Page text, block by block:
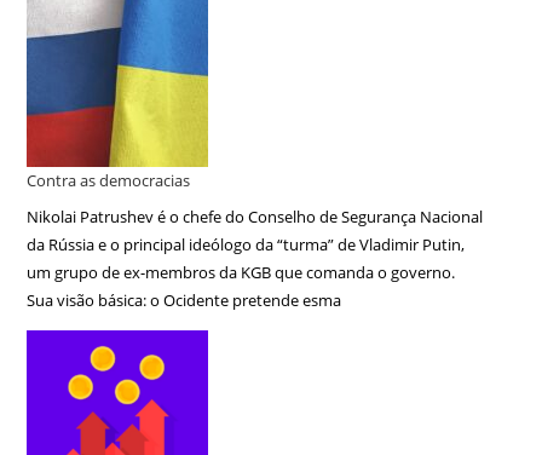
Contra as democracias
Nikolai Patrushev é o chefe do Conselho de Segurança Nacional
da Rússia e o principal ideólogo da “turma” de Vladimir Putin,
um grupo de ex-membros da KGB que comanda o governo.
Sua visão básica: o Ocidente pretende esma